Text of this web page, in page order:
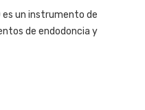
es un instrumento de
de endodoncia y